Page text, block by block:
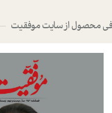
محصول از سایت موفقیت